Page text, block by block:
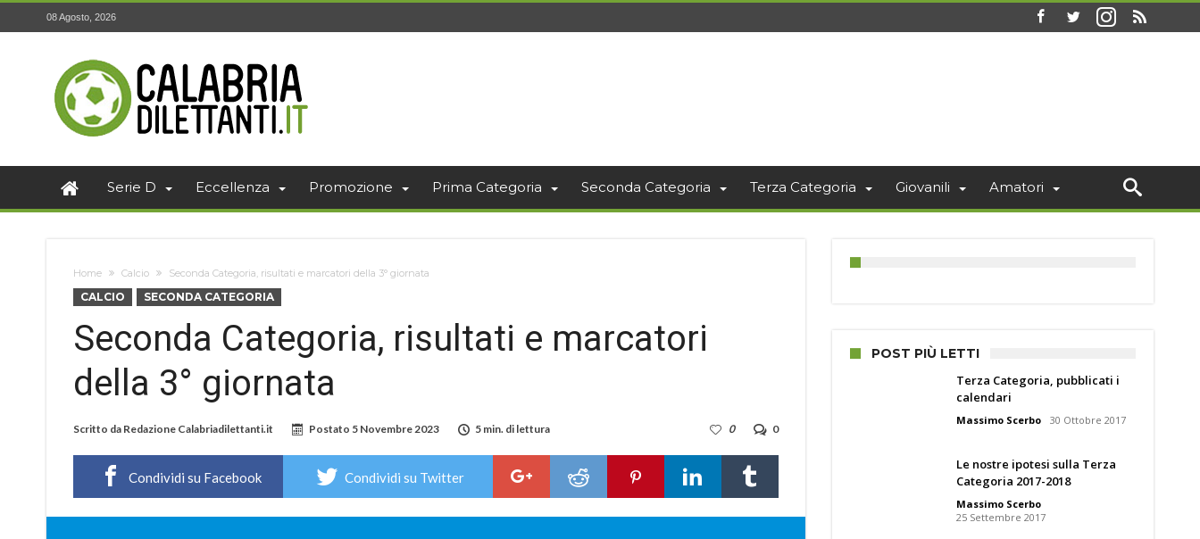
08 Agosto, 2026
Serie D Eccellenza Promozione Prima Categoria Seconda Categoria Terza Categoria Giovanili Amatori
Home Calcio Seconda Categoria, risultati e marcatori della 3° giornata
CALCIO SECONDA CATEGORIA
Seconda Categoria, risultati e marcatori
della 3° giornata
Scritto da Redazione Calabriadilettanti.it Postato 5 Novembre 2023 5 min. di lettura 0
0
Condividi su Facebook Condividi su Twitter
POST PIÙ LETTI
Terza Categoria, pubblicati i
calendari
Massimo Scerbo 30 Ottobre 2017
Le nostre ipotesi sulla Terza
Categoria 2017-2018
Massimo Scerbo
25 Settembre 2017